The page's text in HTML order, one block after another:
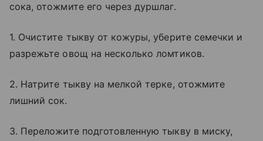
сока, отожмите его через дуршлаг.
1. Очистите тыкву от кожуры, уберите семечки и
разрежьте овощ на несколько ломтиков.
2. Натрите тыкву на мелкой терке, отожмите
лишний сок.
3. Переложите подготовленную тыкву в миску,